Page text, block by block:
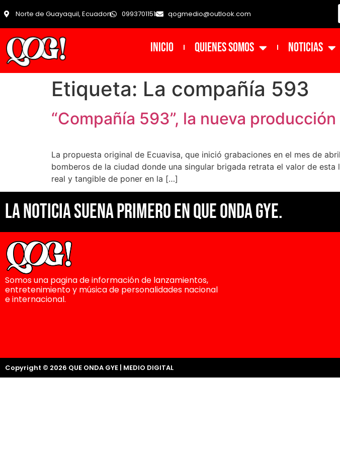
Norte de Guayaquil, Ecuador 0993701151 qogmedio@outlook.com
INICIO Quienes Somos NOTICIAS
Etiqueta: La compañía 593
“Compañía 593”, la nueva
La propuesta original de Ecuavisa, que inició grabaciones en el mes de
bomberos de la ciudad donde una singular brigada retrata el valor de
real y tangible de poner en la […]
La noticia suena primero en Que Onda Gye.
Somos una pagina de información de lanzamientos,
entretenimiento y música de personalidades nacional
e internacional.
Copyright © 2026 QUE ONDA GYE | MEDIO DIGITAL